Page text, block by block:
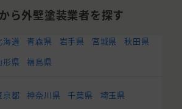
ら外壁塗装業者を探す
海道 青森県 岩手県 宮城県
秋田県
形県
福島県
京都 神奈川県 千葉県
埼玉県